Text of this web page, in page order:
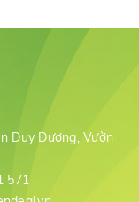
Duy Dương, Vườn
571